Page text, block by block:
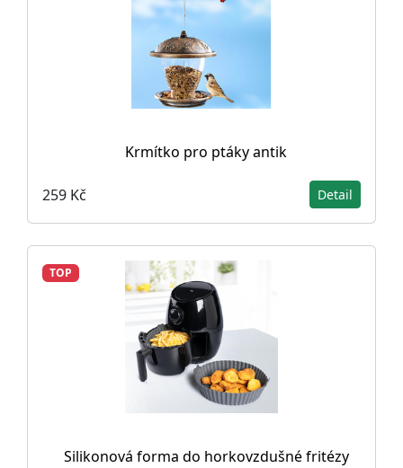
Krmítko pro ptáky antik
259 Kč Detail
TOP
Silikonová forma do horkovzdušné fritézy